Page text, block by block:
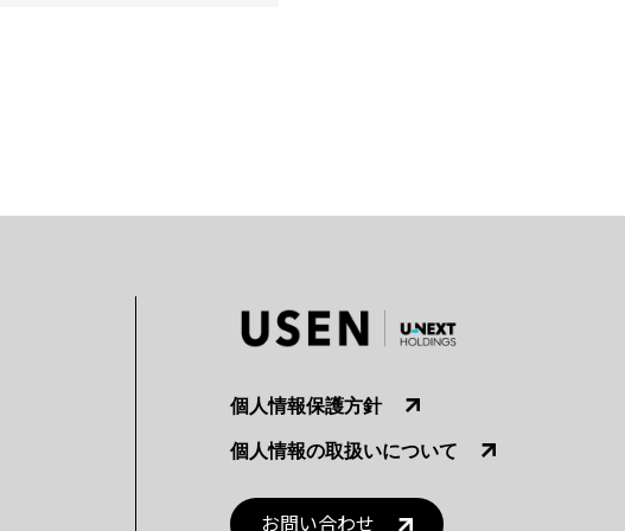
個人情報保護方針
個人情報の取扱いについて
お問い合わせ